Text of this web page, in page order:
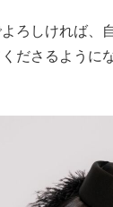
ろしければ、
ださるように